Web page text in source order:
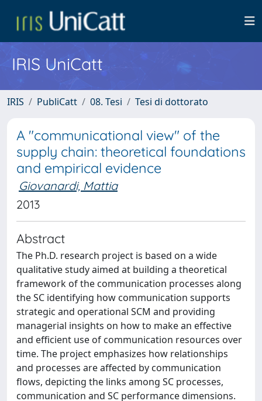
IRIS UniCatt
IRIS PubliCatt 08. Tesi Tesi di dottorato
A "communicational view" of the
supply chain: theoretical foundations
and empirical evidence
Giovanardi, Mattia
2013
Abstract
The Ph.D. research project is based on a wide
qualitative study aimed at building a theoretical
framework of the communication processes along
the SC identifying how communication supports
strategic and operational SCM and providing
managerial insights on how to make an effective
and efficient use of communication resources over
time. The project emphasizes how relationships
and processes are affected by communication
flows, depicting the links among SC processes,
communication and SC performance dimensions.